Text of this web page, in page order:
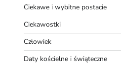
Ciekawe i wybitne postacie
Ciekawostki
Człowiek
Daty kościelne i świąteczne